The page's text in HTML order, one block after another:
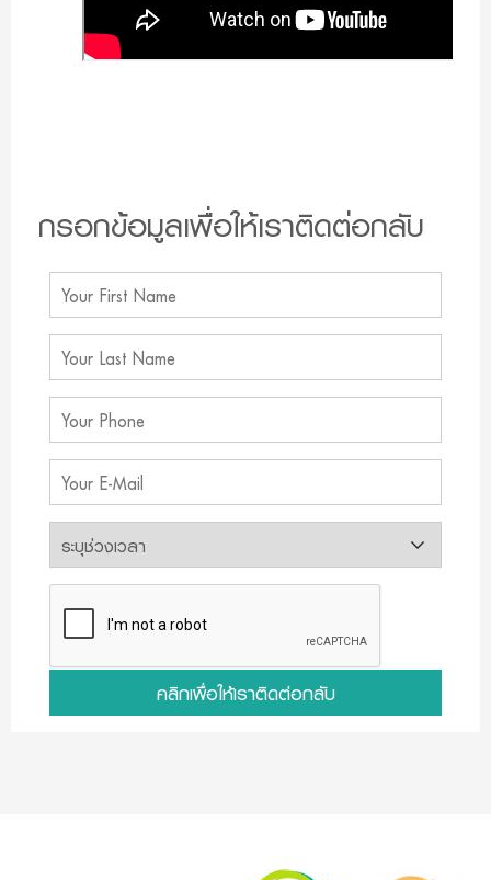
กรอกข้อมูลเพื่อให้เราติดต่อกลับ
คลิกเพื่อให้เราติดต่อกลับ